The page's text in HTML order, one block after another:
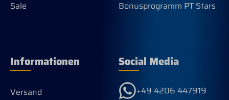
Oberfläche ist besonders glatt und sie
gerne an das Gebiss heran. Echte
Handwerkskunst Made in
Germany.Gebissstärke 18 mm
Empfehlung von Lars Nebel.
Sale
Bonusprogramm PT Stars
Informationen
Versand
Social Media
+49 4206 447919